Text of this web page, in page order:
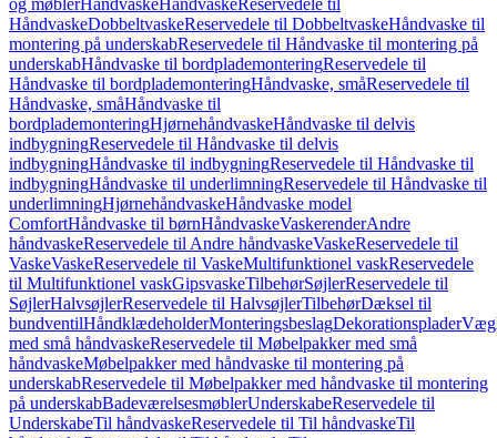
og møblerHåndvaskeHåndvaskeReservedele til
HåndvaskeDobbeltvaskeReservedele til DobbeltvaskeHåndvaske til
montering på underskabReservedele til Håndvaske til montering på
underskabHåndvaske til bordplademonteringReservedele til
Håndvaske til bordplademonteringHåndvaske, småReservedele til
Håndvaske, småHåndvaske til
bordplademonteringHjørnehåndvaskeHåndvaske til delvis
indbygningReservedele til Håndvaske til delvis
indbygningHåndvaske til indbygningReservedele til Håndvaske til
indbygningHåndvaske til underlimningReservedele til Håndvaske til
underlimningHjørnehåndvaskeHåndvaske model
ComfortHåndvaske til børnHåndvaskeVaskerenderAndre
håndvaskeReservedele til Andre håndvaskeVaskeReservedele til
VaskeVaskeReservedele til VaskeMultifunktionel vaskReservedele
til Multifunktionel vaskGipsvaskeTilbehørSøjlerReservedele til
SøjlerHalvsøjlerReservedele til HalvsøjlerTilbehørDæksel til
bundventilHåndklædeholderMonteringsbeslagDekorationsplader
med små håndvaskeReservedele til Møbelpakker med små
håndvaskeMøbelpakker med håndvaske til montering på
underskabReservedele til Møbelpakker med håndvaske til montering
på underskabBadeværelsesmøblerUnderskabeReservedele til
UnderskabeTil håndvaskeReservedele til Til håndvaskeTil